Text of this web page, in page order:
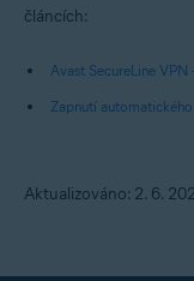
článcích:
Avast SecureLine VPN
Zapnutí
Aktualizováno: 2. 6.